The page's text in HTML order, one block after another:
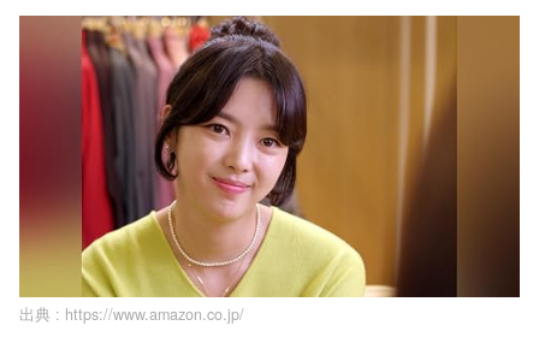
出典 : https://www.amazon.co.jp/